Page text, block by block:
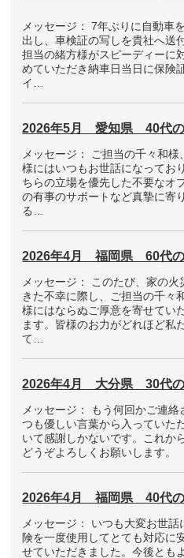
メッセージ： 7年ぶりに自動車
出し、車検証の写しを貴社へ送
担当の緒方様がスピーディーに
めていただき納車日当日に保険
イ…
2026年5月 愛知県 40代の
メッセージ： ご担当の千々和
様にはいつもお世話になってお
ちらの立場を優先した不要なオ
の有事のサポートなど真摯に寄
る…
2026年4月 福岡県 60代の
メッセージ： このたび、家の
きた不幸に際し、ご担当の千々
様にはならぬご厚意を寄せてい
ます。皆様のお力がどれほど私
て…
2026年4月 大分県 30代の
メッセージ： もう何回かご連
つも優しい言葉から入っていた
いて感謝しかないです。これか
どうぞよろしくお願いします。
2026年4月 福岡県 40代の
メッセージ： いつも大変お世
険を一度使用してとても対応に
せていただきました。今後とも